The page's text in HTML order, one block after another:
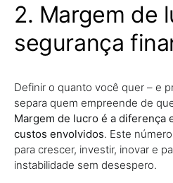
2. Margem de
segurança
Definir o quanto você quer – e
separa quem empreende de
Margem de lucro é a diferença
custos envolvidos. Este
para crescer, investir, inovar e
instabilidade sem desespero.